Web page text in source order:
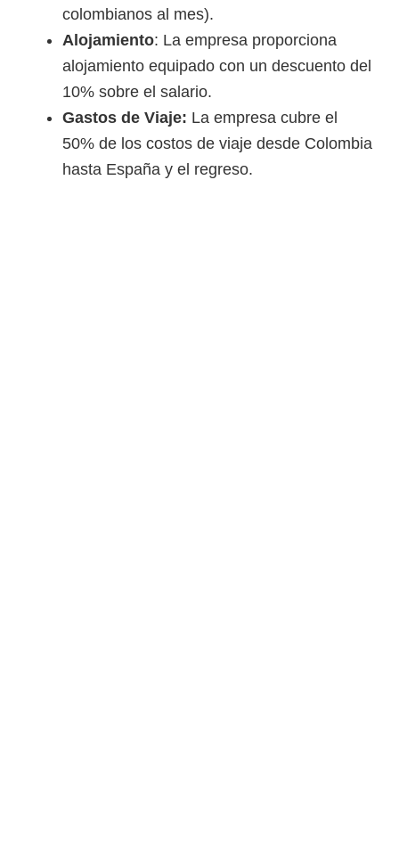
colombianos al mes).
Alojamiento: La empresa proporciona
alojamiento equipado con un descuento del
10% sobre el salario.
Gastos de Viaje: La empresa cubre el
50% de los costos de viaje desde Colombia
hasta España y el regreso.